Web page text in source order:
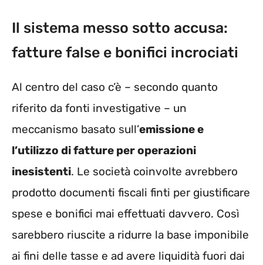
Il sistema messo sotto accusa:
fatture false e bonifici incrociati
Al centro del caso c’è – secondo quanto
riferito da fonti investigative – un
meccanismo basato sull’emissione e
l’utilizzo di fatture per operazioni
inesistenti. Le società coinvolte avrebbero
prodotto documenti fiscali finti per giustificare
spese e bonifici mai effettuati davvero. Così
sarebbero riuscite a ridurre la base imponibile
ai fini delle tasse e ad avere liquidità fuori dai